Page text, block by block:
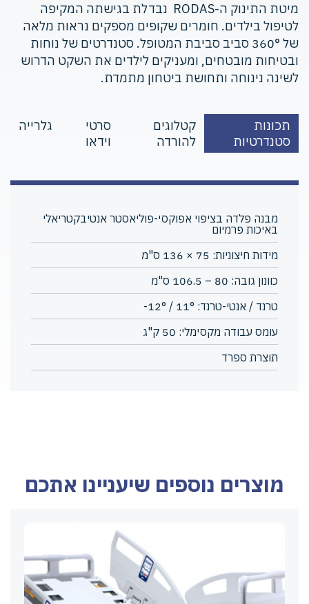
מיטת התינוק ה-RODAS נבדלת בגישתה המקיפה
לטיפול בילדים. חומרים שקופים מספקים נראות מלאה
של 360° סביב סביבת המטופל. סטנדרטים של נוחות
ובטיחות מובטחים, ומעניקים לילדים את השקט הדרוש
לשינה נינוחה ותחושת ביטחון מתמדת.
תכונות
סטנדרטיות
קטלוגים
להורדה
סרטי
וידאו
גלרייה
מבנה פלדה בציפוי אפוקסי-פוליאסטר אנטיבקטריאלי
באיכות פרמיום
מידות חיצוניות: 75 × 136 ס"מ
כוונון גובה: 80 – 106.5 ס"מ
טרנד / אנטי-טרנד: ‎-12° / 11°
עומס עבודה מקסימלי: 50 ק"ג
תוצרת ספרד
מוצרים נוספים שיעניינו אתכם